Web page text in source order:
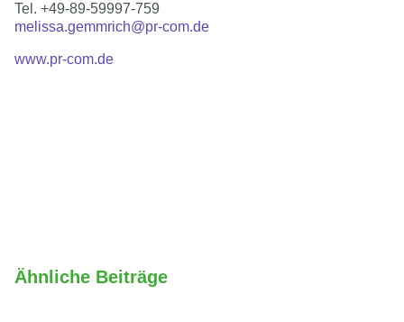
Tel. +49-89-59997-759
melissa.gemmrich@pr-com.de
www.pr-com.de
Ähnliche Beiträge